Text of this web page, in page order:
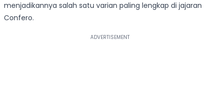
menjadikannya salah satu varian paling lengkap di jajaran
Confero.